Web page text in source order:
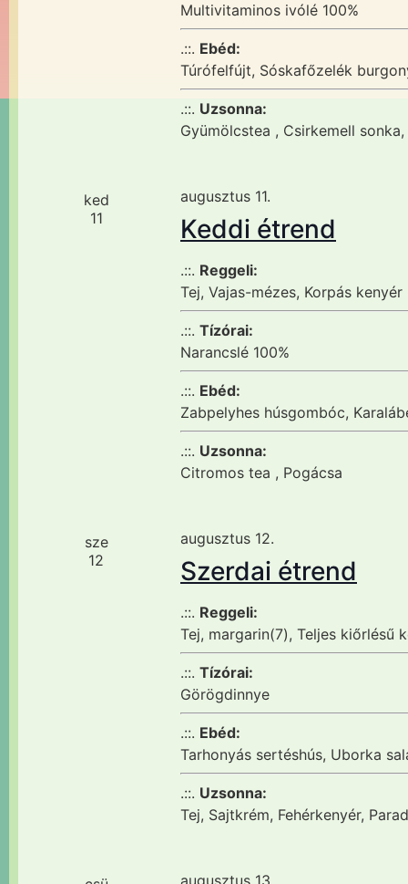
Multivitaminos ivólé 100%
.::. Ebéd:
Túrófelfújt, Sóskafőzelék
.::. Uzsonna:
Gyümölcstea , Csirkemell
ked
11
augusztus 11.
Keddi étrend
.::. Reggeli:
Tej, Vajas-mézes, Korpás kenyér
.::. Tízórai:
Narancslé 100%
.::. Ebéd:
Zabpelyhes húsgombóc,
.::. Uzsonna:
Citromos tea , Pogácsa
sze
12
augusztus 12.
Szerdai étrend
.::. Reggeli:
Tej, margarin(7), Teljes kiőrlésű
.::. Tízórai:
Görögdinnye
.::. Ebéd:
Tarhonyás sertéshús, Uborka
.::. Uzsonna:
Tej, Sajtkrém, Fehérkenyér,
augusztus 13.